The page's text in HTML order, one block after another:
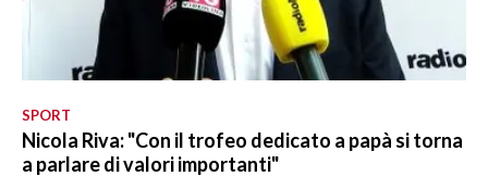
SPORT
Nicola Riva: "Con il trofeo dedicato a papà si torna
a parlare di valori importanti"